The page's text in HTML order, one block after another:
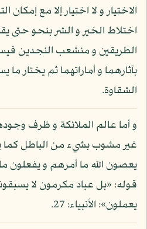
الاختيار و لا اختيار إلا مع
اختلاط الخير و الشر بنحو حتى
الطريقين و منشعب النجدين
بآثارهما و أماراتهما ثم يختار
الشقاوة.
و أما عالم الملائكة و ظرف
غير مشوب بشيء من الباطل كما
قوله: «بل عباد مكرمون لا
يعملون»: الأنبياء: 27.